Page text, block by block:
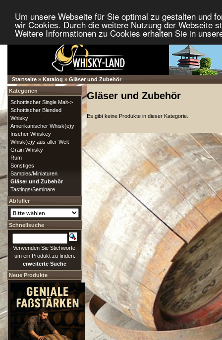
Um unsere Webseite für Sie optimal zu gestalten und
wir Cookies. Durch die weitere Nutzung der Webseite
Weitere Informationen zu Cookies erhalten Sie in
Startseite » Katalog » Gläser und Zubehör
Gläser und Zubehör
Es gibt keine Produkte in dieser Kategorie.
Kategorien
Schottischer Single Malt->
Schottischer Blended
Whisky
Amerikanischer Whisk(e)y
Irischer Whiskey
Whisk(e)y aus aller Welt
Grain Whisky
Rum
Sonstiges
Samples/Miniaturen
Gläser und Zubehör
Tastings/Seminare
Abfüller
Schnellsuche
Verwenden Sie Stichworte,
um ein Produkt zu finden.
erweiterte Suche
Neue Produkte